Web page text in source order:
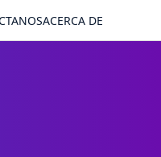
ACERCA DE